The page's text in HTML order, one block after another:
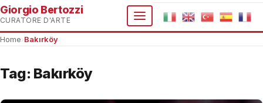
Giorgio Bertozzi
CURATORE D'ARTE
Home Bakırköy
Tag: Bakırköy